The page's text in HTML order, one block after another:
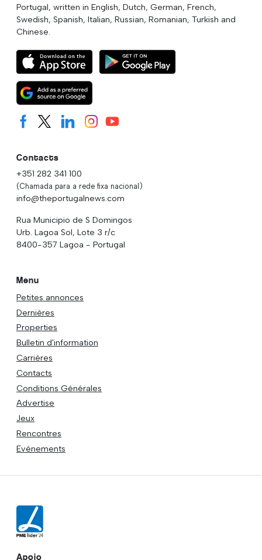
Portugal, written in English, Dutch, German, French,
Swedish, Spanish, Italian, Russian, Romanian, Turkish and
Chinese.
Contacts
+351 282 341 100
(Chamada para a rede fixa nacional)
info@theportugalnews.com
Rua Municipio de S Domingos
Urb. Lagoa Sol, Lote 3 r/c
8400-357 Lagoa - Portugal
Menu
Petites annonces
Dernières
Properties
Bulletin d'information
Carrières
Contacts
Conditions Générales
Advertise
Jeux
Rencontres
Evénements
Apoio